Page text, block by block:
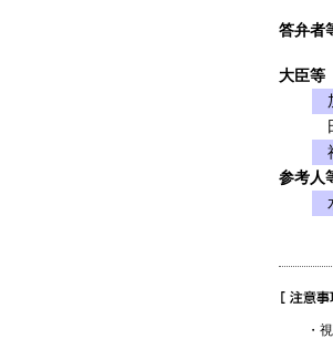
答弁者
大臣等
参考人
・